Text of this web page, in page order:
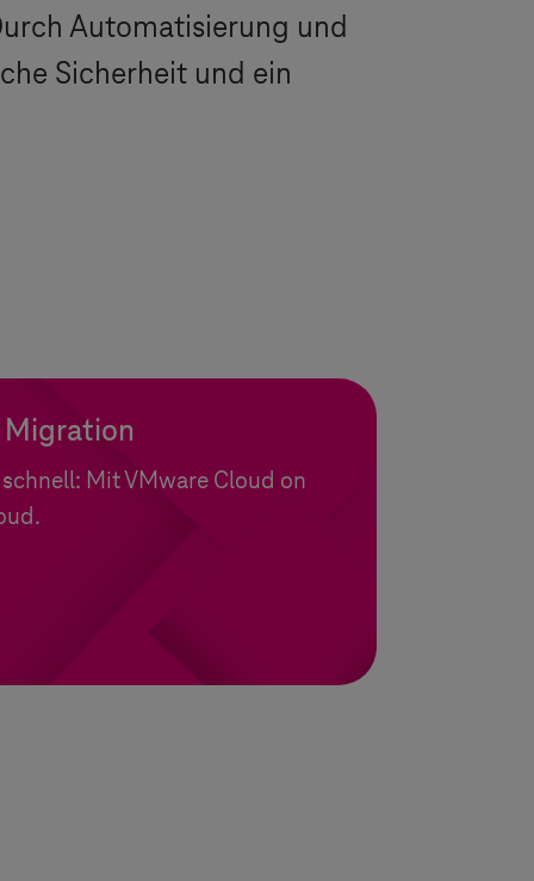
Automatisierung und
Sicherheit und ein
Migration
Mit VMware Cloud on